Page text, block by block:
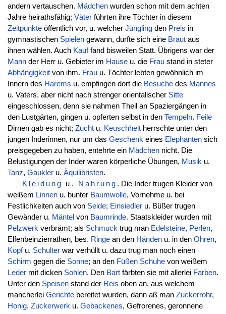
andern vertauschen. Mädchenwurden schon mit dem achten
Jahre heirathsfähig; Väterführten ihre Töchter in diesem
Zeitpunkteöffentlich vor, u. welcher Jünglingden Preis in
gymnastischen Spielengewann, durfte sich eine Brautaus
ihnen wählen. Auch Kauffand bisweilen Statt. Übrigens war der
Mannder Herr u. Gebieter im Hauseu. die Fraustand in steter
Abhängigkeitvon ihm. Frauu. Töchter lebten gewöhnlich im
Innern des Harems u. empfingen dort die Besuchedes Mannes
u. Vaters, aber nicht nach strenger orientalischer Sitte
eingeschlossen, denn sie nahmen Theil an Spaziergängen in
den Lustgärten, gingen u. opferten selbst in den Tempeln. Feile
Dirnen gab es nicht; Zuchtu. Keuschheitherrschte unter den
jungen Inderinnen, nur um das Geschenkeines Elephantensich
preisgegeben zu haben, entehrte ein Mädchennicht. Die
Belustigungen der Inder waren körperliche Übungen, Musiku.
Tanz, Gaukleru. Äquilibristen.
Kleidung
u. Nahrung . Die Inder trugen Kleider von
weißem Linnenu. bunter Baumwolle, Vornehme u. bei
Festlichkeiten auch von Seide; Einsiedleru. Büßer trugen
Gewänder u. Mäntel von Baumrinde. Staatskleider wurden mit
Pelzwerkverbrämt; als Schmucktrug man Edelsteine, Perlen,
Elfenbeinzierrathen, bes. Ringean den Händenu. in den Ohren,
Kopfu. Schulterwar verhüllt u. dazu trug man noch einen
Schirm gegen die Sonne; an den Füßen Schuhevon weißem
Ledermit dicken Sohlen. Den Bartfärbten sie mit allerlei Farben.
Unter den Speisenstand der Reis oben an, aus welchem
mancherlei Gerichtebereitet wurden, dann aß man Zuckerrohr,
Honig, Zuckerwerku. Gebackenes, Gefrorenes, geronnene